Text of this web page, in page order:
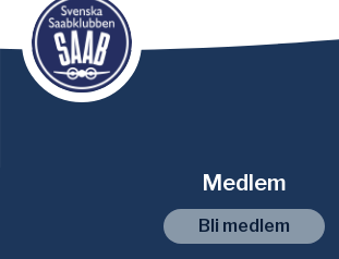
e
r
a
Medlem
Bli medlem